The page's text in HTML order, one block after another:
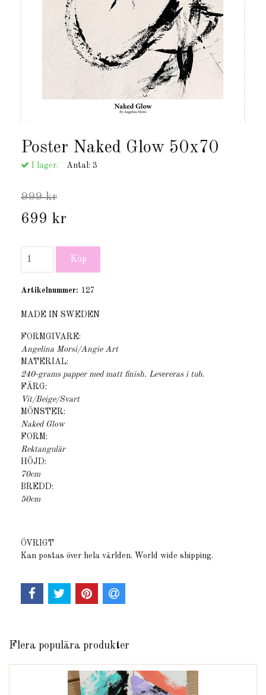
Poster Naked Glow 50x70
I lager. Antal: 3
999 kr
699 kr
Artikelnummer: 127
MADE IN SWEDEN
FORMGIVARE:
Angelina Morsi/Angie Art
MATERIAL:
240-grams papper med matt finish. Levereras i tub.
FÄRG:
Vit/Beige/Svart
MÖNSTER:
Naked Glow
FORM:
Rektangulär
HÖJD:
70cm
BREDD:
50cm
ÖVRIGT
Kan postas över hela världen. World wide shipping.
Flera populära produkter